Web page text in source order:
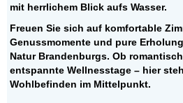
mit herrlichem Blick aufs Wasser.
Freuen Sie sich auf komfortable
Genussmomente und pure
Natur Brandenburgs. Ob
entspannte Wellnesstage – hier
Wohlbefinden im Mittelpunkt.